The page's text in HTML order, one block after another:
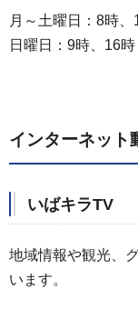
月～土曜日：8時
日曜日：9時、16時
インターネット
いばキラTV
地域情報や観光、
います。